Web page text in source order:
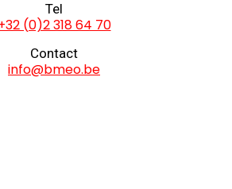
Tel
(0)2 318 64 70
Contact
info@bmeo.be